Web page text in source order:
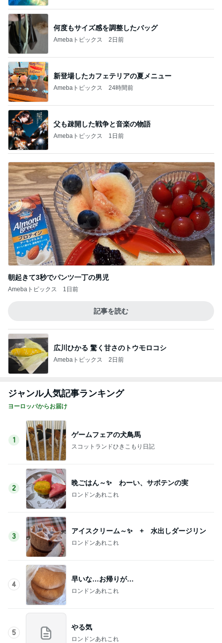
何度もサイズ感を調整したバッグ
Amebaトピックス 2日前
新登場したカフェテリアの夏メニュー
Amebaトピックス 24時間前
父も疎開した戦争と音楽の物語
Amebaトピックス 1日前
朝起きて3秒でパンツ一丁の男児
Amebaトピックス 1日前
記事を読む
広川ひかる 驚く甘さのトウモロコシ
Amebaトピックス 2日前
ジャンル人気記事ランキング
ヨーロッパからお届け
1
ゲームフェアの犬鳥馬
スコットランドひきこもり日記
2
晩ごはん～✨ わーい、サボテンの実
ロンドンあれこれ
3
アイスクリーム～✨ + 水出しダージリン
ロンドンあれこれ
4
早いな…お帰りが…
ロンドンあれこれ
5
やる気
ロンドンあれこれ